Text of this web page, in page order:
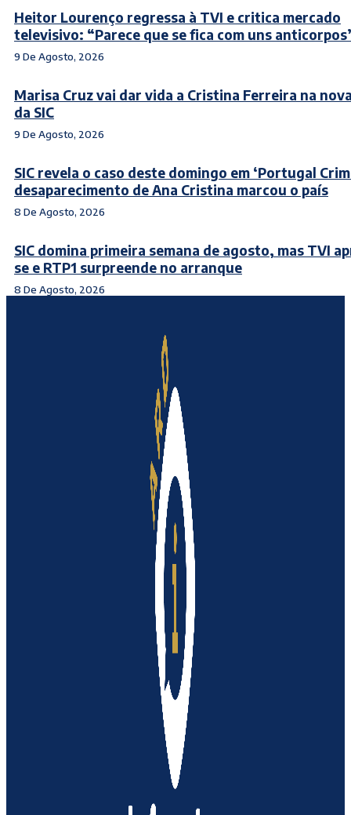
Heitor Lourenço regressa à TVI e critica mercado
televisivo: “Parece que se fica com uns
9 De Agosto, 2026
Marisa Cruz vai dar vida a Cristina Ferreira na
da SIC
9 De Agosto, 2026
SIC revela o caso deste domingo em ‘Portugal
desaparecimento de Ana Cristina marcou o país
8 De Agosto, 2026
SIC domina primeira semana de agosto, mas TVI
se e RTP1 surpreende no arranque
8 De Agosto, 2026